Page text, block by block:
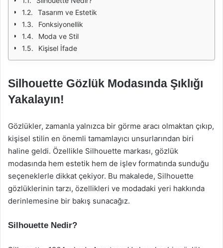
Tasarım ve Estetik
Fonksiyonellik
Moda ve Stil
Kişisel İfade
Silhouette Gözlük Modasında Şıklığı
Yakalayın!
Gözlükler, zamanla yalnızca bir görme aracı olmaktan çıkıp,
kişisel stilin en önemli tamamlayıcı unsurlarından biri
haline geldi. Özellikle Silhouette markası, gözlük
modasında hem estetik hem de işlev formatında sunduğu
seçeneklerle dikkat çekiyor. Bu makalede, Silhouette
gözlüklerinin tarzı, özellikleri ve modadaki yeri hakkında
derinlemesine bir bakış sunacağız.
Silhouette Nedir?